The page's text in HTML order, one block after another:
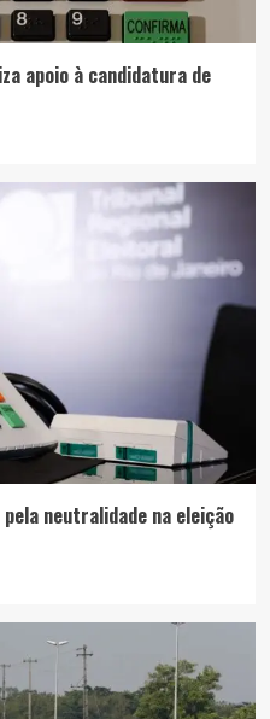
apoio à candidatura de
neutralidade na eleição